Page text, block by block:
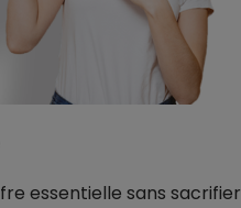
essentielle sans sacrifier